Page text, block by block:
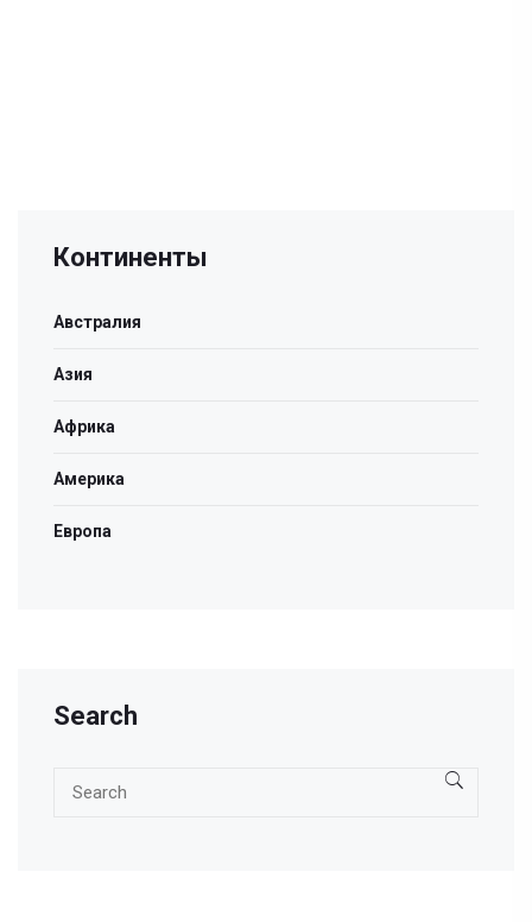
Континенты
Австралия
Азия
Африка
Америка
Европа
Search